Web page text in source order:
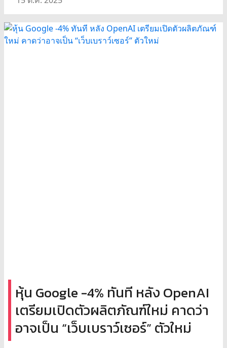
หุ้น Google -4% ทันที หลัง OpenAI
เตรียมเปิดตัวผลิตภัณฑ์ใหม่ คาดว่า
อาจเป็น “เว็บเบราว์เซอร์” ตัวใหม่